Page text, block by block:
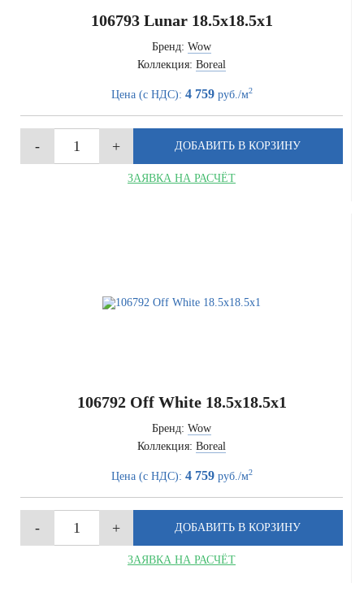
106793 Lunar 18.5x18.5x1
Бренд: Wow
Коллекция: Boreal
Цена (с НДС): 4 759руб./м2
ЗАЯВКА НА РАСЧЁТ
106792 Off White 18.5x18.5x1
Бренд: Wow
Коллекция: Boreal
Цена (с НДС): 4 759руб./м2
ЗАЯВКА НА РАСЧЁТ